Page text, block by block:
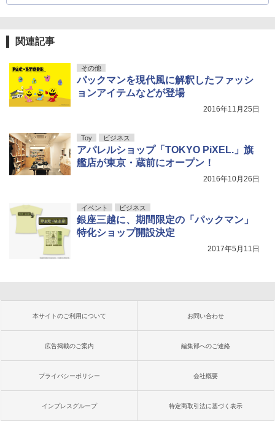
関連記事
その他
パックマンを現代風に解釈したファッシ
ョンアイテムなどが登場
2016年11月25日
Toy ビジネス
アパレルショップ「TOKYO PiXEL.」旗
艦店が東京・蔵前にオープン！
2016年10月26日
イベント ビジネス
銀座三越に、期間限定の「パックマン」
特化ショップ開設決定
2017年5月11日
本サイトのご利用について お問い合わせ
広告掲載のご案内 編集部へのご連絡
プライバシーポリシー 会社概要
インプレスグループ 特定商取引法に基づく表示